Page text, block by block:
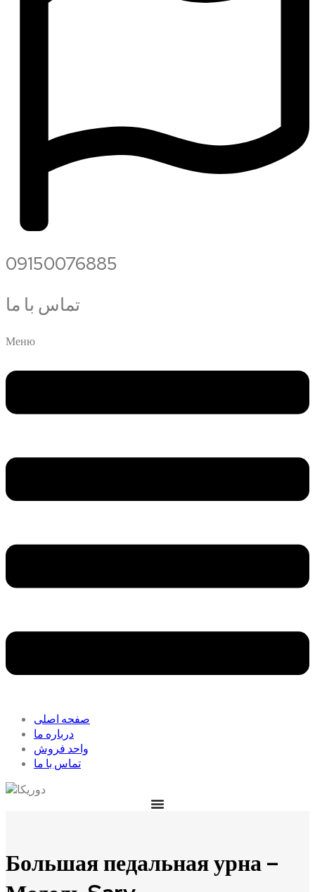
09150076885
تماس با ما
Меню
صفحه اصلی
درباره ما
واحد فروش
تماس با ما
Большая педальная урна –